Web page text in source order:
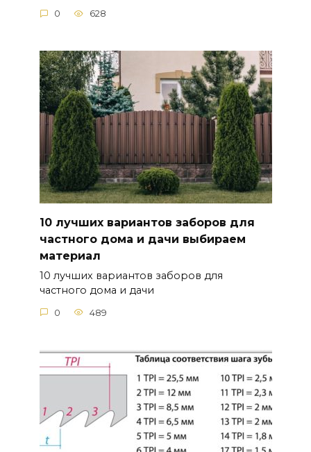
0 628
10 лучших вариантов заборов для
частного дома и дачи выбираем
материал
10 лучших вариантов заборов для
частного дома и дачи
0 489